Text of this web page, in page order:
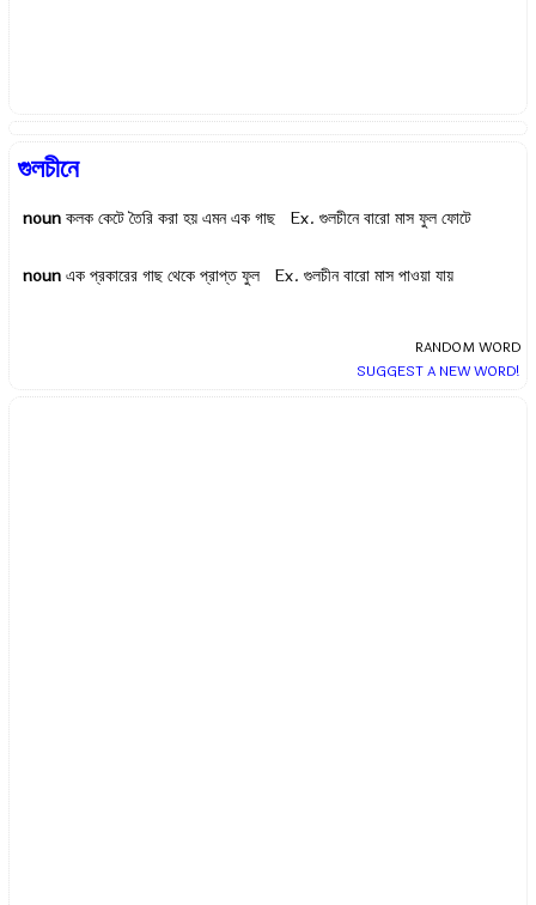
গুলচীনে
noun কলক কেটে তৈরি করা হয় এমন এক গাছ Ex.গুলচীনে বারো মাস ফুল ফোটে
noun এক প্রকারের গাছ থেকে প্রাপ্ত ফুল Ex.গুলচীন বারো মাস পাওয়া যায়
RANDOM WORD
SUGGEST A NEW WORD!